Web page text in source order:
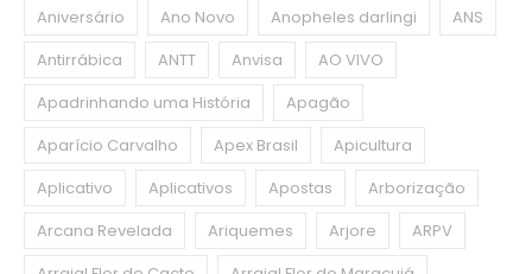
Aniversário
Ano Novo Anopheles darlingi
ANS
Antirrábica
ANTT Anvisa
AO VIVO
Apadrinhando uma História
Apagão
Aparício Carvalho
Apex Brasil
Apicultura
Aplicativo
Aplicativos Apostas
Arborização
Arcana Revelada
Ariquemes Arjore
ARPV